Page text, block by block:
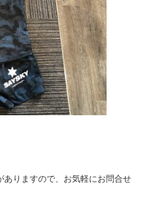
ありますので、お気軽にお問合せ